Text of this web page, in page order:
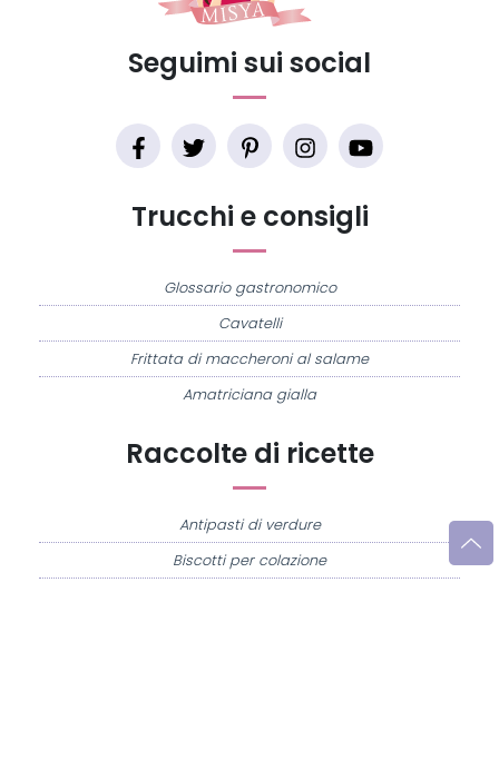
Raccolte di ricette
Antipasti di verdure
Biscotti per colazione
Trucchi e consigli
Glossario gastronomico
Cavatelli
Frittata di maccheroni al salame
Amatriciana gialla
Seguimi sui social